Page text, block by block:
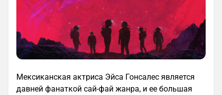
Мексиканская актриса Эйса Гонсалес является
давней фанаткой сай-фай жанра, и ее большая